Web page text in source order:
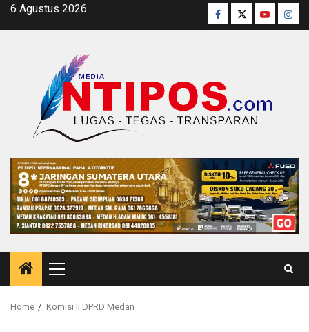
Skip6 Agustus 2026 Facebook
TwitterYoutube
Primary
Menu
Home Komisi II DPRD Medan